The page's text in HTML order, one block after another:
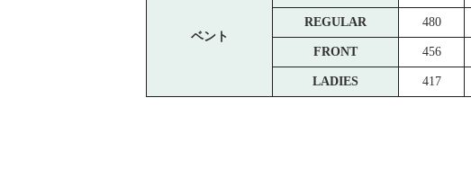
ベント
REGULAR 480
FRONT 456
LADIES 417